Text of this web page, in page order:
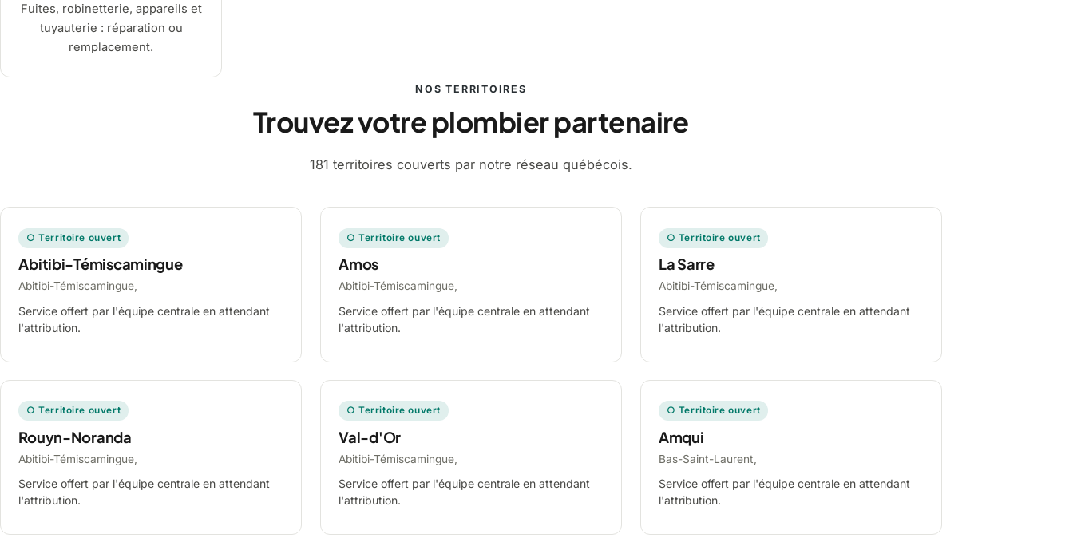
Fuites, robinetterie, appareils et
tuyauterie : réparation ou
remplacement.
NOS TERRITOIRES
Trouvez votre plombier partenaire
181 territoires couverts par notre réseau québécois.
○ Territoire ouvert
Abitibi-Témiscamingue
Abitibi-Témiscamingue,
Service offert par l'équipe centrale en attendant
l'attribution.
○ Territoire ouvert
Amos
Abitibi-Témiscamingue,
Service offert par l'équipe centrale en attendant
l'attribution.
○ Territoire ouvert
La Sarre
Abitibi-Témiscamingue,
Service offert par l'équipe centrale en attendant
l'attribution.
○ Territoire ouvert
Rouyn-Noranda
Abitibi-Témiscamingue,
Service offert par l'équipe centrale en attendant
l'attribution.
○ Territoire ouvert
Val-d'Or
Abitibi-Témiscamingue,
Service offert par l'équipe centrale en attendant
l'attribution.
○ Territoire ouvert
Amqui
Bas-Saint-Laurent,
Service offert par l'équipe centrale en attendant
l'attribution.